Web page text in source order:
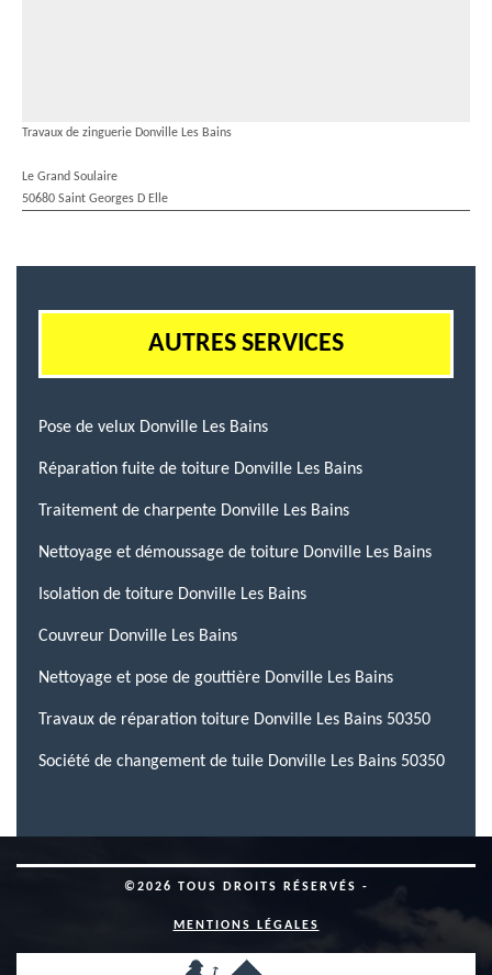
Travaux de zinguerie Donville Les Bains
Le Grand Soulaire
50680 Saint Georges D Elle
AUTRES SERVICES
Pose de velux Donville Les Bains
Réparation fuite de toiture Donville Les Bains
Traitement de charpente Donville Les Bains
Nettoyage et démoussage de toiture Donville Les Bains
Isolation de toiture Donville Les Bains
Couvreur Donville Les Bains
Nettoyage et pose de gouttière Donville Les Bains
Travaux de réparation toiture Donville Les Bains 50350
Société de changement de tuile Donville Les Bains 50350
©2026 TOUS DROITS RÉSERVÉS -
MENTIONS LÉGALES